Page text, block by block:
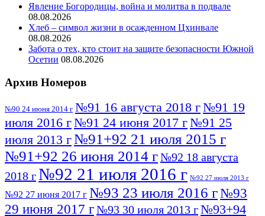
Явление Богородицы, война и молитва в подвале
08.08.2026
Хлеб – символ жизни в осажденном Цхинвале
08.08.2026
Забота о тех, кто стоит на защите безопасности Южной
Осетии 08.08.2026
Архив Номеров
№90 24 июня 2014 г №91 16 августа 2018 г№91 19
июля 2016 г№91 24 июня 2017 г№91 25
июля 2013 г№91+92 21 июля 2015 г
№91+92 26 июня 2014 г№92 18 августа
2018 г№92 21 июля 2016 г №92 27 июля 2013 г
№92 27 июня 2017 г №93 23 июля 2016 г№93
29 июня 2017 г№93 30 июля 2013 г№93+94